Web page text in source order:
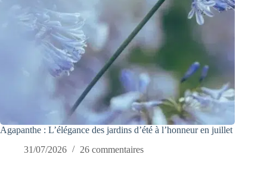
Agapanthe : L’élégance des jardins d’été à l’honneur en juillet
31/07/2026
26 commentaires